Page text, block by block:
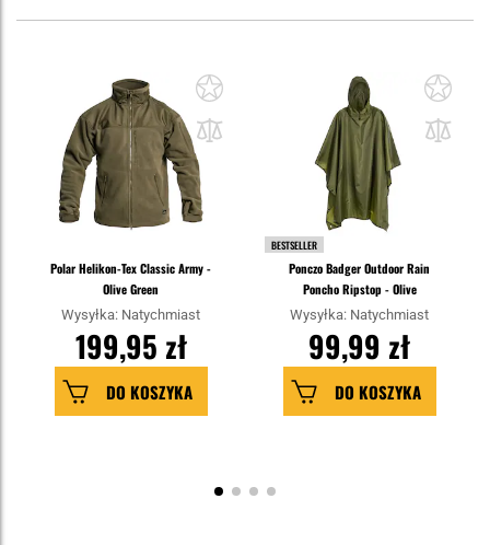
Polar Helikon-Tex Classic Army -
Olive Green
Wysyłka: Natychmiast
199,95 zł
DO KOSZYKA
BESTSELLER
Ponczo Badger Outdoor Rain
Poncho Ripstop - Olive
Wysyłka: Natychmiast
99,99 zł
DO KOSZYKA